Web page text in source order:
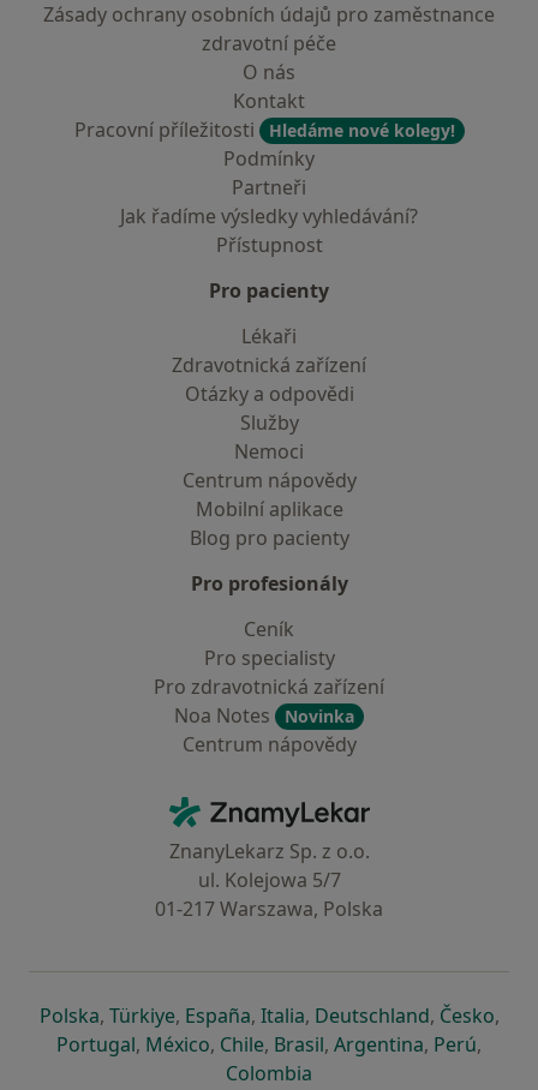
Zásady ochrany osobních údajů pro zaměstnance
zdravotní péče
O nás
Kontakt
Pracovní příležitosti
Hledáme nové kolegy!
Podmínky
Partneři
Jak řadíme výsledky vyhledávání?
Přístupnost
Pro pacienty
Lékaři
Zdravotnická zařízení
Otázky a odpovědi
Služby
Nemoci
Centrum nápovědy
Mobilní aplikace
Blog pro pacienty
Pro profesionály
Ceník
Pro specialisty
Pro zdravotnická zařízení
Noa Notes
Novinka
Centrum nápovědy
ZnamyLekar - Hlavní stránka
ZnanyLekarz Sp. z o.o.
ul. Kolejowa 5/7
01-217 Warszawa, Polska
Polskase otevře v nové záložce
, Türkiyese otevře v nové záložce
, Españase otevře v nové záložce
, Italiase otevře v nové záložce
, Deutschlandse otevře v
, Českose
,
Portugalse otevře v nové záložce
, Méxicose otevře v nové záložce
, Chilese otevře v nové záložce
, Brasilse otevře v nové
, Argentinase otevře v
, Perúse
,
Colombia